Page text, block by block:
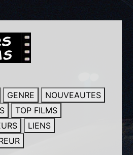
GENRE
NOUVEAUTES
TOP FILMS
LIENS